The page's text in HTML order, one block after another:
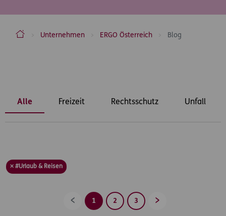
ERGO Versicherung Aktiengesellschaft
Unternehmen ERGO Österreich Blog
Alle Freizeit Rechtsschutz Unfall
× #Urlaub & Reisen
Zurück1 2 3 Vorwärts